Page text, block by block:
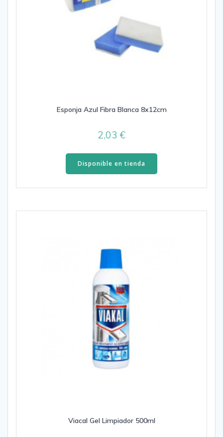
Esponja Azul Fibra Blanca 8x12cm
2,03€
Disponible en tienda
Viacal Gel Limpiador 500ml